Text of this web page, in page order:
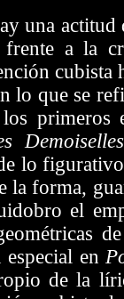
una actitud
frente a la
cubista
lo que se
primeros
Demoiselles
lo
la forma,
el
en
de la